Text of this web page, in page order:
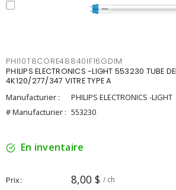
PHI10T8CORE48840IF16GDIM
PHILIPS ELECTRONICS -LIGHT 553230 TUBE
4K120/277/347 VITRE TYPE A
Manufacturier :
PHILIPS ELECTRONICS -LIGHT
# Manufacturier : 553230
En inventaire
Prix 8,00 $ / ch